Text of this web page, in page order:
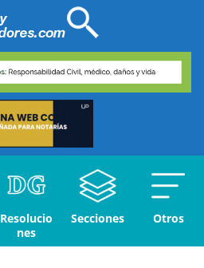
Resolucio
nes
Secciones Otros